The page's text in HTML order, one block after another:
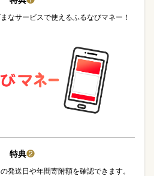
なサービスで使えるふるなびマネー！
特典❷
発送日や年間寄附額を確認できます。